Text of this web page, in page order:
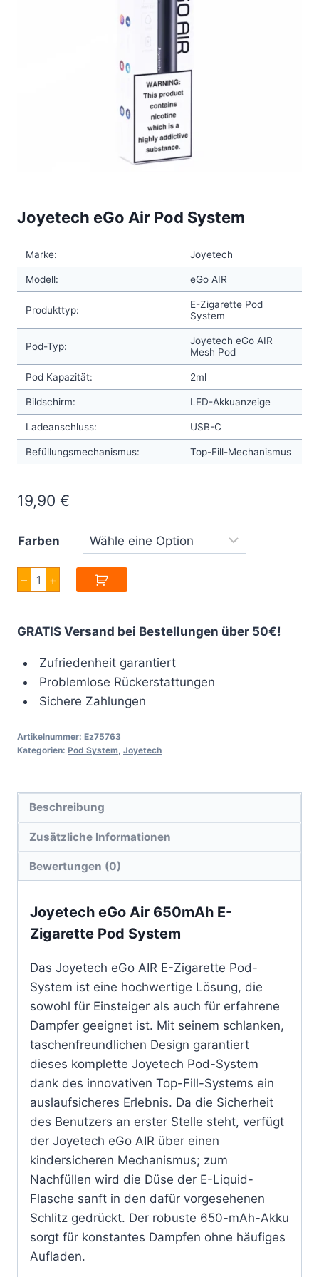
Joyetech eGo Air Pod System
Marke: Joyetech
Modell: eGo AIR
Produkttyp:
E-Zigarette Pod
System
Pod-Typ:
Joyetech eGo AIR
Mesh Pod
Pod Kapazität: 2ml
Bildschirm: LED-Akkuanzeige
Ladeanschluss: USB-C
Befüllungsmechanismus: Top-Fill-Mechanismus
19,90 €
Farben
–
Joyetech
eGo
Air
Menge
+
GRATIS Versand bei Bestellungen über 50€!
Zufriedenheit garantiert
Problemlose Rückerstattungen
Sichere Zahlungen
Artikelnummer: Ez75763
Kategorien: Pod System Joyetech
Beschreibung
Zusätzliche Informationen
Bewertungen (0)
Joyetech eGo Air 650mAh E-
Zigarette Pod System
Das Joyetech eGo AIR E-Zigarette Pod-
System ist eine hochwertige Lösung, die
sowohl für Einsteiger als auch für erfahrene
Dampfer geeignet ist. Mit seinem schlanken,
taschenfreundlichen Design garantiert
dieses komplette Joyetech Pod-System
dank des innovativen Top-Fill-Systems ein
auslaufsicheres Erlebnis. Da die Sicherheit
des Benutzers an erster Stelle steht, verfügt
der Joyetech eGo AIR über einen
kindersicheren Mechanismus; zum
Nachfüllen wird die Düse der E-Liquid-
Flasche sanft in den dafür vorgesehenen
Schlitz gedrückt. Der robuste 650-mAh-Akku
sorgt für konstantes Dampfen ohne häufiges
Aufladen.